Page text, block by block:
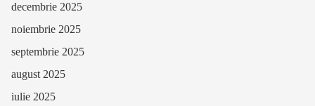
decembrie 2025
noiembrie 2025
septembrie 2025
august 2025
iulie 2025